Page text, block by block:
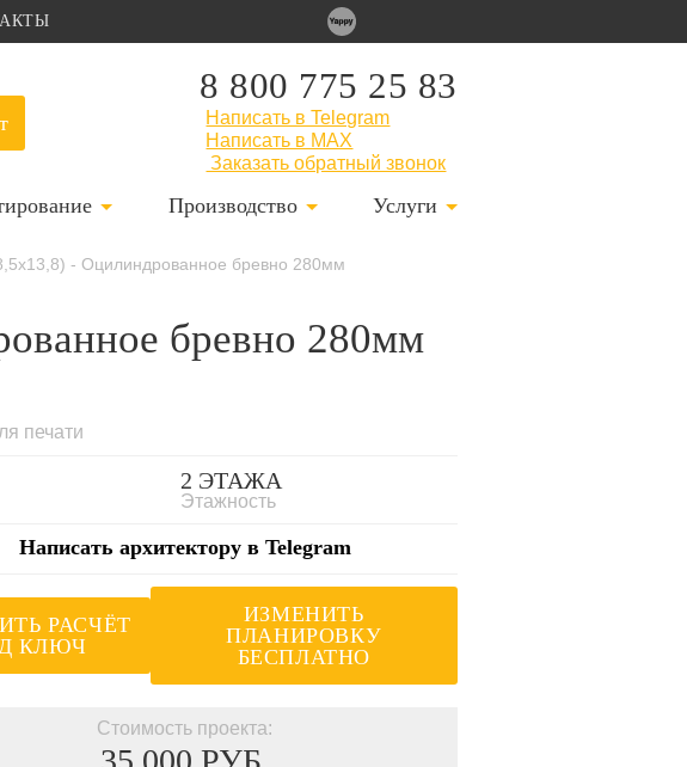
8 800 775 25 83
Написать в Telegram
Написать в MAX
Заказать обратный звонок
Производство Услуги
- Оцилиндрованное бревно 280мм
бревно 280мм
печати
2 ЭТАЖА
Этажность
Написать архитектору в Telegram
РАСЧЁТ
КЛЮЧ
ИЗМЕНИТЬ
ПЛАНИРОВКУ
БЕСПЛАТНО
Стоимость проекта: